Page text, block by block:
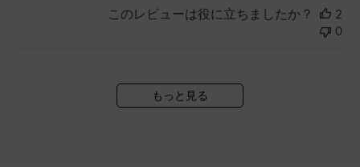
このレビューは役に立ちましたか？
2
0
もっと見る